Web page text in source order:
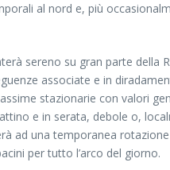
al nord e, più
sereno su gran parte
associate e in
stazionarie con valori
e in serata, debole o,
ad una temporanea
per tutto l’arco del giorno.